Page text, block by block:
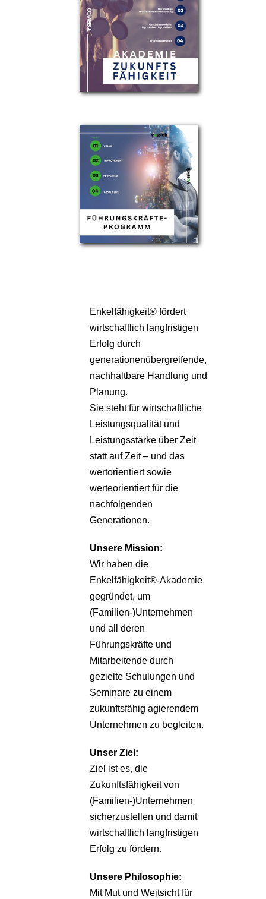
Partner
Über uns
Enkelfähigkeit® fördert
wirtschaftlich langfristigen
Erfolg durch
generationenübergreifende,
nachhaltbare Handlung und
Planung.
Sie steht für wirtschaftliche
Leistungsqualität und
Leistungsstärke über Zeit
statt auf Zeit – und das
wertorientiert sowie
werteorientiert für die
nachfolgenden
Generationen.
Unsere Mission:
Wir haben die
Enkelfähigkeit®-Akademie
gegründet, um
(Familien-)Unternehmen
und all deren
Führungskräfte und
Mitarbeitende durch
gezielte Schulungen und
Seminare zu einem
zukunftsfähig agierendem
Unternehmen zu begleiten.
Unser Ziel:
Ziel ist es, die
Zukunftsfähigkeit von
(Familien-)Unternehmen
sicherzustellen und damit
wirtschaftlich langfristigen
Erfolg zu fördern.
Unsere Philosophie:
Mit Mut und Weitsicht für